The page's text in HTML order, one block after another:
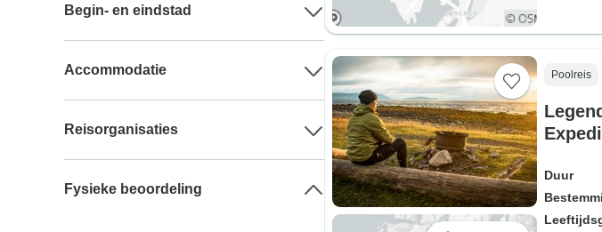
Poolreis
Duur
Begin- en eindstad
Accommodatie
Reisorganisaties
Fysieke beoordeling